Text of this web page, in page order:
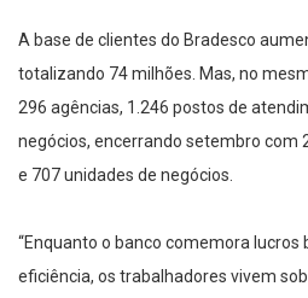
A base de clientes do Bradesco
totalizando 74 milhões. Mas, no
296 agências, 1.246 postos de
negócios, encerrando setembro com
e 707 unidades de negócios.
“Enquanto o banco comemora lucros
eficiência, os trabalhadores vivem